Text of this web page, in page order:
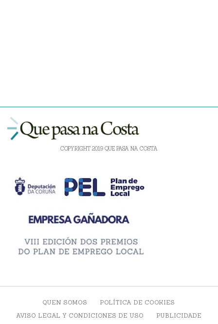
COPYRIGHT 2019 QUE PASA NA COSTA
QUEN SOMOS
POLÍTICA DE COOKIES
AVISO LEGAL Y CONDICIONES DE USO
PUBLICIDADE